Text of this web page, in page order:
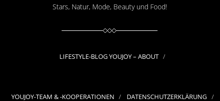
Stars, Natur, Mode, Beauty und Food!
LIFESTYLE-BLOG YOUJOY – ABOUT
YOUJOY-TEAM & -KOOPERATIONEN DATENSCHUTZERKLÄRUNG